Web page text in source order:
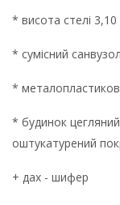
* висота стелі
* сумісний санвузол
*
* будинок
оштукатурений
+ дах - шифер